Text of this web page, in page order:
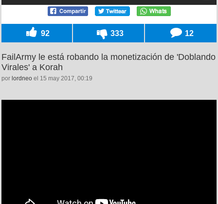
92 333 12
FailArmy le está robando la monetización de 'Doblando
Virales' a Korah
por lordneo el 15 may 2017, 00:19